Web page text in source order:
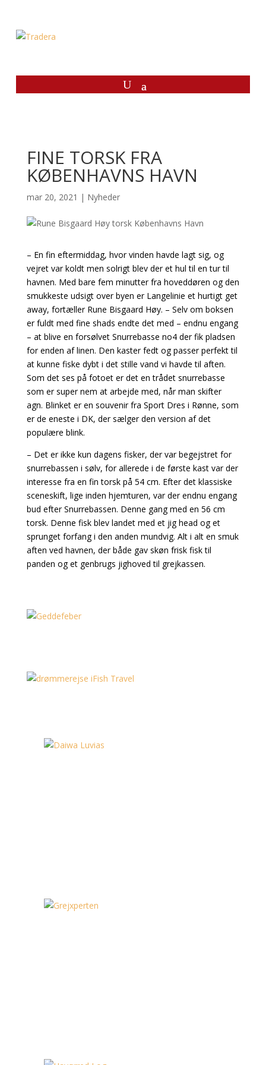
FINE TORSK FRA
KØBENHAVNS HAVN
mar 20, 2021 | Nyheder
– En fin eftermiddag, hvor vinden havde lagt sig, og
vejret var koldt men solrigt blev der et hul til en tur til
havnen. Med bare fem minutter fra hoveddøren og den
smukkeste udsigt over byen er Langelinie et hurtigt get
away, fortæller Rune Bisgaard Høy. – Selv om boksen
er fuldt med fine shads endte det med – endnu engang
– at blive en forsølvet Snurrebasse no4 der fik pladsen
for enden af linen. Den kaster fedt og passer perfekt til
at kunne fiske dybt i det stille vand vi havde til aften.
Som det ses på fotoet er det en trådet snurrebasse
som er super nem at arbejde med, når man skifter
agn. Blinket er en souvenir fra Sport Dres i Rønne, som
er de eneste i DK, der sælger den version af det
populære blink.
– Det er ikke kun dagens fisker, der var begejstret for
snurrebassen i sølv, for allerede i de første kast var der
interesse fra en fin torsk på 54 cm. Efter det klassiske
sceneskift, lige inden hjemturen, var der endnu engang
bud efter Snurrebassen. Denne gang med en 56 cm
torsk. Denne fisk blev landet med et jig head og et
sprunget forfang i den anden mundvig. Alt i alt en smuk
aften ved havnen, der både gav skøn frisk fisk til
panden og et genbrugs jighoved til grejkassen.